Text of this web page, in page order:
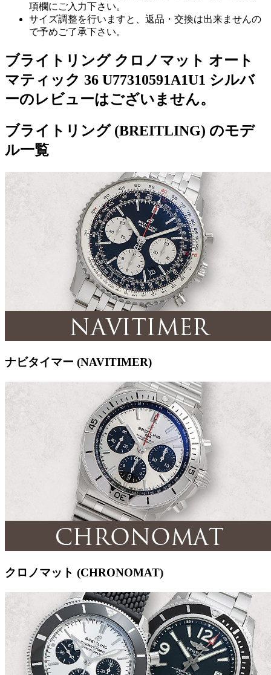
項欄にご入力下さい。
サイズ調整を行いますと、返品・交換は出来ませんの
で予めご了承下さい。
ブライトリング クロノマット オート
マティック 36 U77310591A1U1 シルバ
ーのレビューはございません。
ブライトリング (BREITLING) のモデ
ル一覧
ナビタイマー (NAVITIMER)
クロノマット (CHRONOMAT)